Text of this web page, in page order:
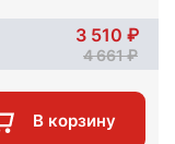
3 510
4 661
В корзину